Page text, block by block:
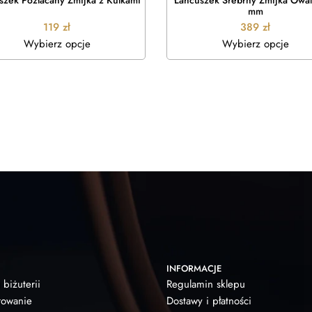
119 zł
Wybierz opcje
mm
389 zł
Wybierz opcje
biżuterii
INFORMACJE
Regulamin sklepu
Dostawy i płatności